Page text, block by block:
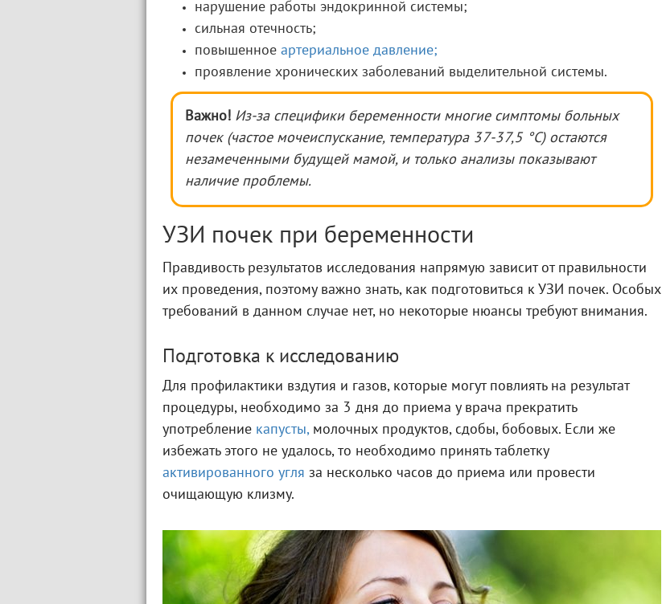
нарушение работы эндокринной системы;
сильная отечность;
повышенное артериальное давление;
проявление хронических заболеваний выделительной системы.
Важно! Из-за специфики беременности многие симптомы больных
почек (частое мочеиспускание, температура 37-37,5 °С) остаются
незамеченными будущей мамой, и только анализы показывают
наличие проблемы.
УЗИ почек при беременности
Правдивость результатов исследования напрямую зависит от правильности
их проведения, поэтому важно знать, как подготовиться к УЗИ почек. Особых
требований в данном случае нет, но некоторые нюансы требуют внимания.
Подготовка к исследованию
Для профилактики вздутия и газов, которые могут повлиять на результат
процедуры, необходимо за 3 дня до приема у врача прекратить
употребление капусты,молочных продуктов, сдобы, бобовых. Если же
избежать этого не удалось, то необходимо принять таблетку
активированного угля за несколько часов до приема или провести
очищающую клизму.